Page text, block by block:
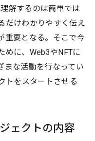
解するのは簡単では
だけわかりやすく伝え
重要となる。そこで今
めに、Web3やNFTに
まな活動を行なってい
トをスタートさせる
ェクトの内容